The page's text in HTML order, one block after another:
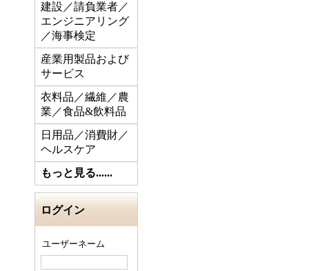
建設／請負業者／
エンジニアリング
／海事検定
産業用製品および
サービス
衣料品／繊維／農
業／食品&飲料品
日用品／消費財／
ヘルスケア
もっと見る......
ログイン
ユーザーネーム